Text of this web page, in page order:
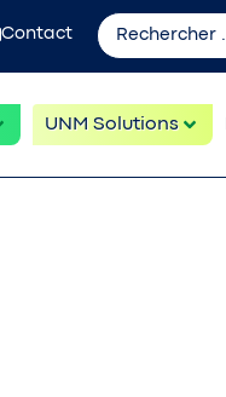
Contact
UNM Solutions